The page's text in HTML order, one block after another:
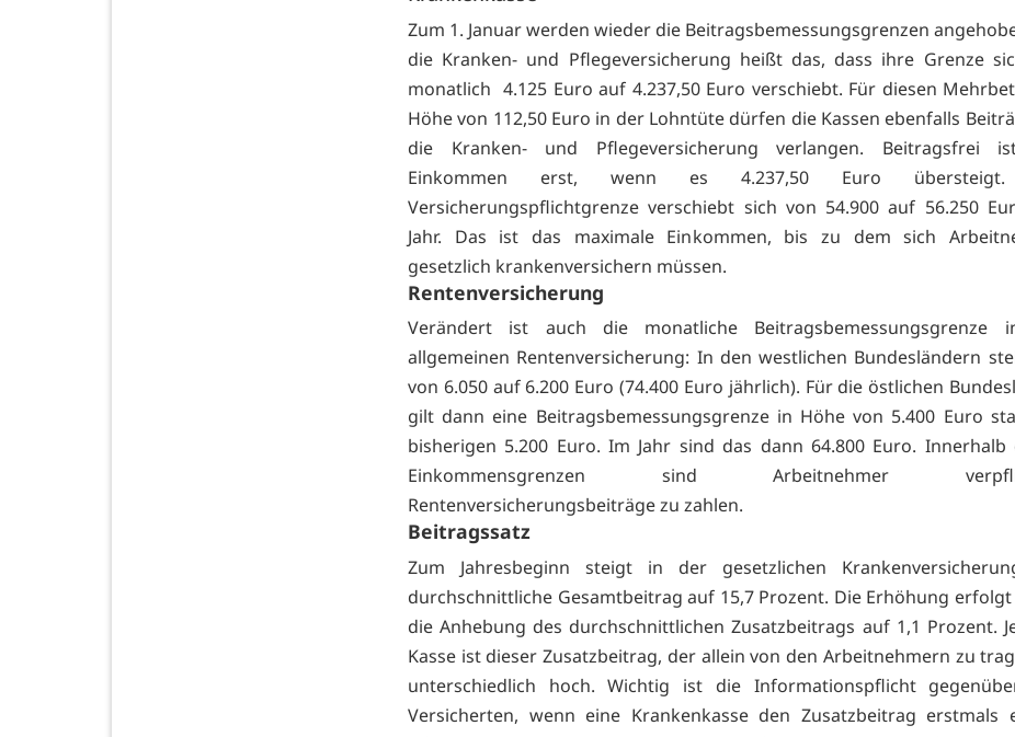
Zum 1. Januar werden wieder die Beitragsbemessungsgrenzen
die Kranken- und Pflegeversicherung heißt das, dass ihre Grenze
monatlich 4.125 Euro auf 4.237,50 Euro verschiebt. Für diesen
Höhe von 112,50 Euro in der Lohntüte dürfen die Kassen ebenfalls
die Kranken- und Pflegeversicherung verlangen. Beitragsfrei
Einkommen erst, wenn es 4.237,50 Euro
Versicherungspflichtgrenze verschiebt sich von 54.900 auf 56.250
Jahr. Das ist das maximale Einkommen, bis zu dem sich
gesetzlich krankenversichern müssen.
Rentenversicherung
Verändert ist auch die monatliche Beitragsbemessungsgrenze
allgemeinen Rentenversicherung: In den westlichen Bundesländern
von 6.050 auf 6.200 Euro (74.400 Euro jährlich). Für die östlichen
gilt dann eine Beitragsbemessungsgrenze in Höhe von 5.400 Euro
bisherigen 5.200 Euro. Im Jahr sind das dann 64.800 Euro. Innerhalb
Einkommensgrenzen sind Arbeitnehmer
Rentenversicherungsbeiträge zu zahlen.
Beitragssatz
Zum Jahresbeginn steigt in der gesetzlichen
durchschnittliche Gesamtbeitrag auf 15,7 Prozent. Die Erhöhung
die Anhebung des durchschnittlichen Zusatzbeitrags auf 1,1 Prozent.
Kasse ist dieser Zusatzbeitrag, der allein von den Arbeitnehmern zu
unterschiedlich hoch. Wichtig ist die Informationspflicht
Versicherten, wenn eine Krankenkasse den Zusatzbeitrag erstmals